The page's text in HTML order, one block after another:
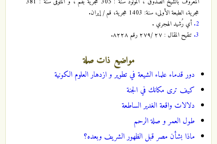
هجرية، الطبعة الأولى، سنة: 1403 هجرية، قم / إيران.
2. أي رُشيد الهجري .
3. تنقیح المقال : ۲۷ /۲۷۹ رقم ۸۲۲۸.
مواضيع ذات صلة
دور قدماء علماء الشیعة في تطویر و ازدهار العلوم الكونية
كيف ترى مكانك في الجنة
دلالات واقعة الغدير الساطعة
طول العمر و صلة الرحم
ماذا بشأن مصر قبل الظهور الشريف وبعده؟